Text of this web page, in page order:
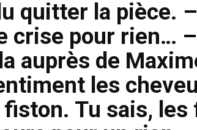
quitter la pièce.
crise pour rien…
auprès de
les
Tu sais, les